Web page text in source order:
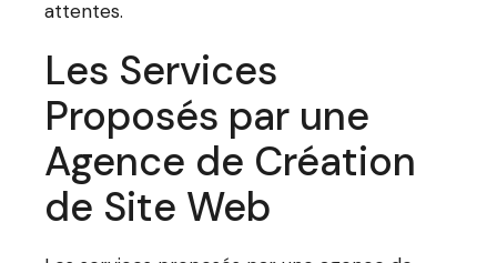
attentes.
Les Services
Proposés par une
Agence de Création
de Site Web